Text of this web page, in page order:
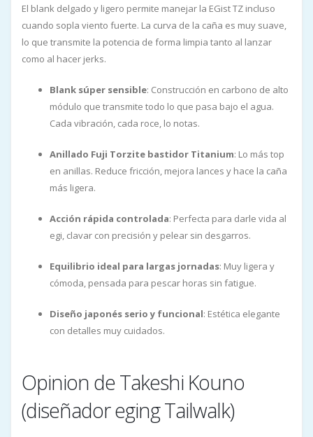
El blank delgado y ligero permite manejar la EGist TZ incluso
cuando sopla viento fuerte. La curva de la caña es muy suave,
lo que transmite la potencia de forma limpia tanto al lanzar
como al hacer jerks.
Blank súper sensible: Construcción en carbono de alto
módulo que transmite todo lo que pasa bajo el agua.
Cada vibración, cada roce, lo notas.
Anillado Fuji Torzite bastidor Titanium: Lo más top
en anillas. Reduce fricción, mejora lances y hace la caña
más ligera.
Acción rápida controlada: Perfecta para darle vida al
egi, clavar con precisión y pelear sin desgarros.
Equilibrio ideal para largas jornadas: Muy ligera y
cómoda, pensada para pescar horas sin fatigue.
Diseño japonés serio y funcional: Estética elegante
con detalles muy cuidados.
Opinion de Takeshi Kouno
(diseñador eging Tailwalk)